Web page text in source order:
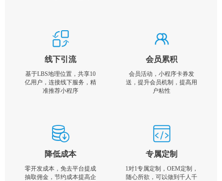
线下引流
基于LBS地理位置，共享10
亿用户，连接线下服务，精
准推荐小程序
会员累积
会员活动，小程序卡券发
送，提升会员机制，提高用
户粘性
降低成本
零开发成本，免去平台提成
抽取佣金，节约成本提高企
专属定制
1对1专属定制，OEM定制，
随心所欲，可以做到千人千